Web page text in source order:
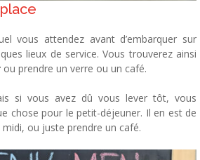
vous attendez avant d’embarquer sur
lieux de service. Vous trouverez ainsi
ou prendre un verre ou un café.
si vous avez dû vous lever tôt, vous
chose pour le petit-déjeuner. Il en est de
ou juste prendre un café.